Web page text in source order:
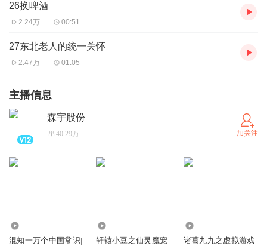
26换啤酒
2.24万 00:51
27东北老人的统一关怀
2.47万 01:05
主播信息
森宇股份
40.29万 加关注
混知一万个中国常识|
轩辕小豆之仙灵魔宠
诸葛九九之虚拟游戏